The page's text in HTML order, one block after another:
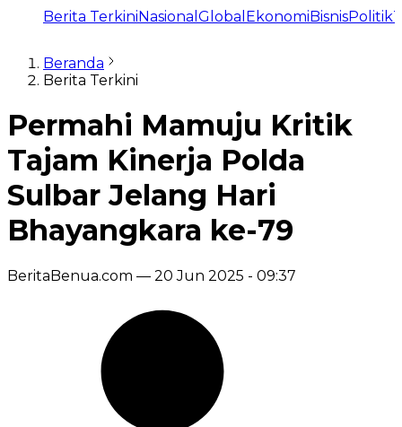
Berita TerkiniNasional Global EkonomiBisnisPolitik
Beranda
Berita Terkini
Permahi Mamuju Kritik
Tajam Kinerja Polda
Sulbar Jelang Hari
Bhayangkara ke-79
BeritaBenua.com — 20 Jun 2025 - 09:37